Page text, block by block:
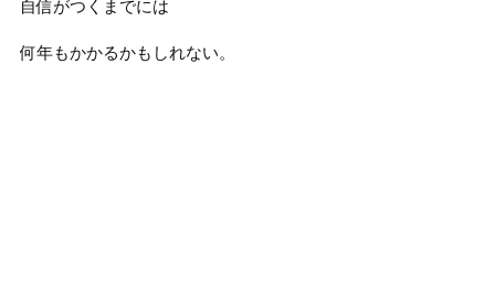
自信がつくまでには
何年もかかるかもしれない。